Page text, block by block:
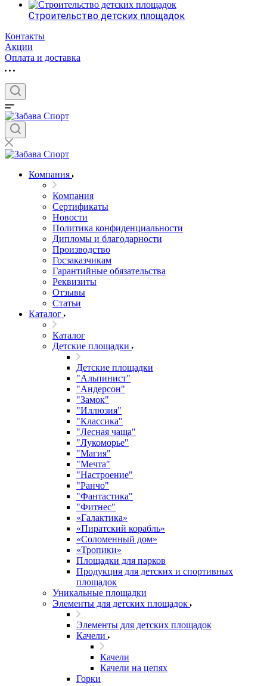
Строительство детских площадок
Контакты
Акции
Оплата и доставка
Компания
Компания
Сертификаты
Новости
Политика конфиденциальности
Дипломы и благодарности
Производство
Госзаказчикам
Гарантийные обязательства
Реквизиты
Отзывы
Статьи
Каталог
Каталог
Детские площадки
Детские площадки
"Альпинист"
"Андерсон"
"Замок"
"Иллюзия"
"Классика"
"Лесная чаща"
"Лукоморье"
"Магия"
"Мечта"
"Настроение"
"Ранчо"
"Фантастика"
"Фитнес"
«Галактика»
«Пиратский корабль»
«Соломенный дом»
«Тропики»
Площадки для парков
Продукция для детских и спортивных
площадок
Уникальные площадки
Элементы для детских площадок
Элементы для детских площадок
Качели
Качели
Качели на цепях
Горки